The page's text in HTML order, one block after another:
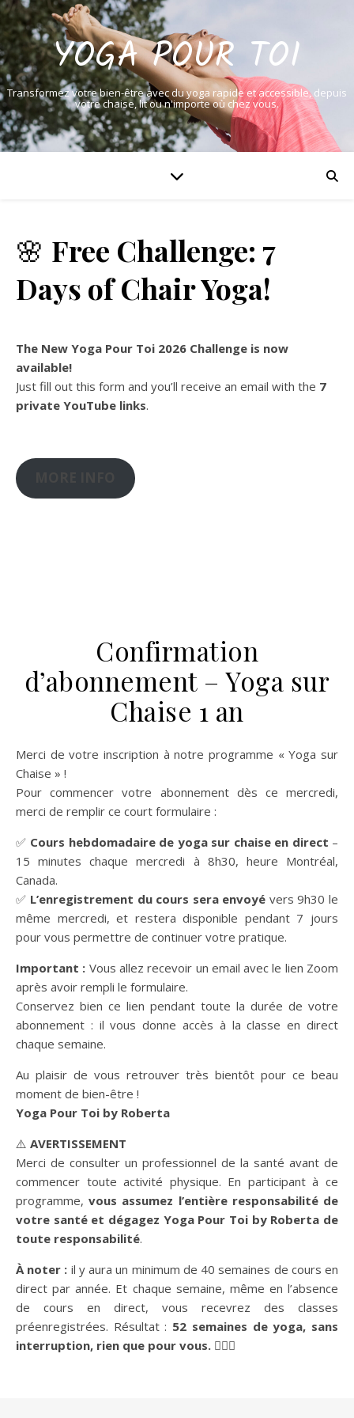
YOGA POUR TOI
Transformez votre bien-être avec du yoga rapide et accessible, depuis
votre chaise, lit ou n'importe où chez vous.
🌸 Free Challenge: 7
Days of Chair Yoga!
The New Yoga Pour Toi 2026 Challenge is now
available!
Just fill out this form and you’ll receive an email with the 7
private YouTube links.
Confirmation
d’abonnement – Yoga sur
Chaise 1 an
Merci de votre inscription à notre programme « Yoga sur
Chaise » !
Pour commencer votre abonnement dès ce mercredi,
merci de remplir ce court formulaire :
✅ Cours hebdomadaire de yoga sur chaise en direct –
15 minutes chaque mercredi à 8h30, heure Montréal,
Canada.
✅ L’enregistrement du cours sera envoyé vers 9h30 le
même mercredi, et restera disponible pendant 7 jours
pour vous permettre de continuer votre pratique.
Important : Vous allez recevoir un email avec le lien Zoom
après avoir rempli le formulaire.
Conservez bien ce lien pendant toute la durée de votre
abonnement : il vous donne accès à la classe en direct
chaque semaine.
Au plaisir de vous retrouver très bientôt pour ce beau
moment de bien-être !
Yoga Pour Toi by Roberta
⚠️ AVERTISSEMENT
Merci de consulter un professionnel de la santé avant de
commencer toute activité physique. En participant à ce
programme,vous assumez l’entière responsabilité de
votre santé et dégagez Yoga Pour Toi by Roberta de
toute responsabilité.
À noter : il y aura un minimum de 40 semaines de cours en
direct par année. Et chaque semaine, même en l’absence
de cours en direct, vous recevrez des classes
préenregistrées. Résultat : 52 semaines de yoga, sans
interruption, rien que pour vous. 🧘‍♀️✨